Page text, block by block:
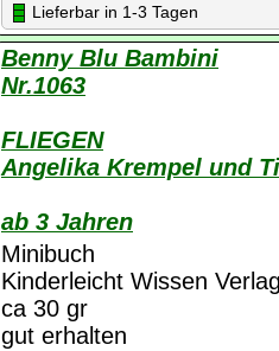
Lieferbar in 1-3 Tagen
Benny Blu Bambini
Nr.1063
FLIEGEN
Angelika Krempel und
ab 3 Jahren
Minibuch
Kinderleicht Wissen
ca 30 gr
gut erhalten